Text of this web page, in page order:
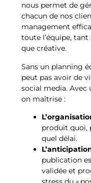
nous permet de
chacun de nos
management
toute l’équipe,
que créative.
Sans un planning
peut pas avoir de
social media.
on maîtrise :
produit quoi,
quel délai.
publication
validée et